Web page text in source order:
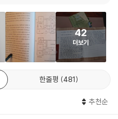
매일 보는 수천 명의 사람 중에서 전
다. 첫 번째는 ‘관광객’ 유형이다. 대
퍼를 입고 카메라를 목에 건 채 무조
버지들이다. 이들은 예술에 특별한
아니다. 사실 옛 거장 전시관의 솜씨
기도 한다. “뭐, 액자를 본 것만으로
이다」중에서
는 천재 조각가가 여든의 나이에 그
대한 무한한 경외감을 느끼고, 메리
에 젖은 것 같은’ 알 수 없는 따스함에
엄하거나, 아름답거나, 혹은 비통한
보다 가까이 지켜보며 “일상은 모순
히게 아름다운 것”임을, “삶은 군말
고, 새로운 것을 창조해내는 것”임을
다.”
공간을 운영하는 사람들에 대해 인
는 연대기.”
42
더보기
한줄평 481
추천순